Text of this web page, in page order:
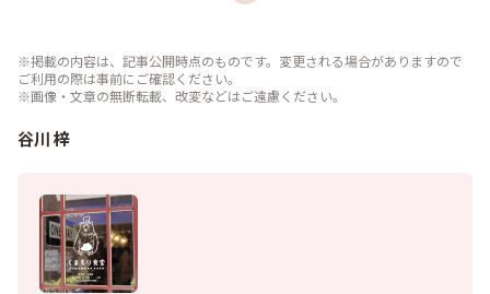
※掲載の内容は、記事公開時点のものです。変更される場合がありますので
ご利用の際は事前にご確認ください。
※画像・文章の無断転載、改変などはご遠慮ください。
谷川 梓